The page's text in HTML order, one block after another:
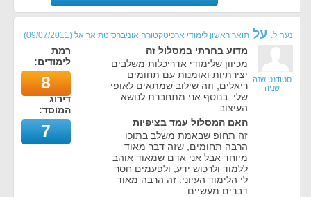
נעה ל. על תואר ראשון לימודי ארכיטקטורה אוניברסיטת אריאל (
09/07/2011
)
סטודנט שנה
שניה
מדוע בחרתי במסלול זה
מכיוון שלימודי אדריכלות משלבים
יצירתיות ואומנות עם תחומים
ריאלים, וזה שילוב שמתאים לאופי
שלי. בנוסף אני מתחברת לנושא
העיצוב.
האם המסלול עמד בציפיות
זה תחופ שבאמת משלב בתוכו
הרבה תחומים, שזה דבר מאוד
מיוחד אבל אני אדם שמאוד אוהב
ללמוד ולרכוש ידע, ולפעמים חסר
לי הלימוד העיוני. זה הרבה מאוד
דברים מעשיים.
רמת
לימודים:
8
דירוג
המוסד:
7